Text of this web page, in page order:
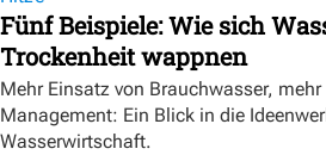
Fünf Beispiele: Wie sich
Trockenheit wappnen
Mehr Einsatz von Brauchwasser,
Management: Ein Blick in die
Wasserwirtschaft.